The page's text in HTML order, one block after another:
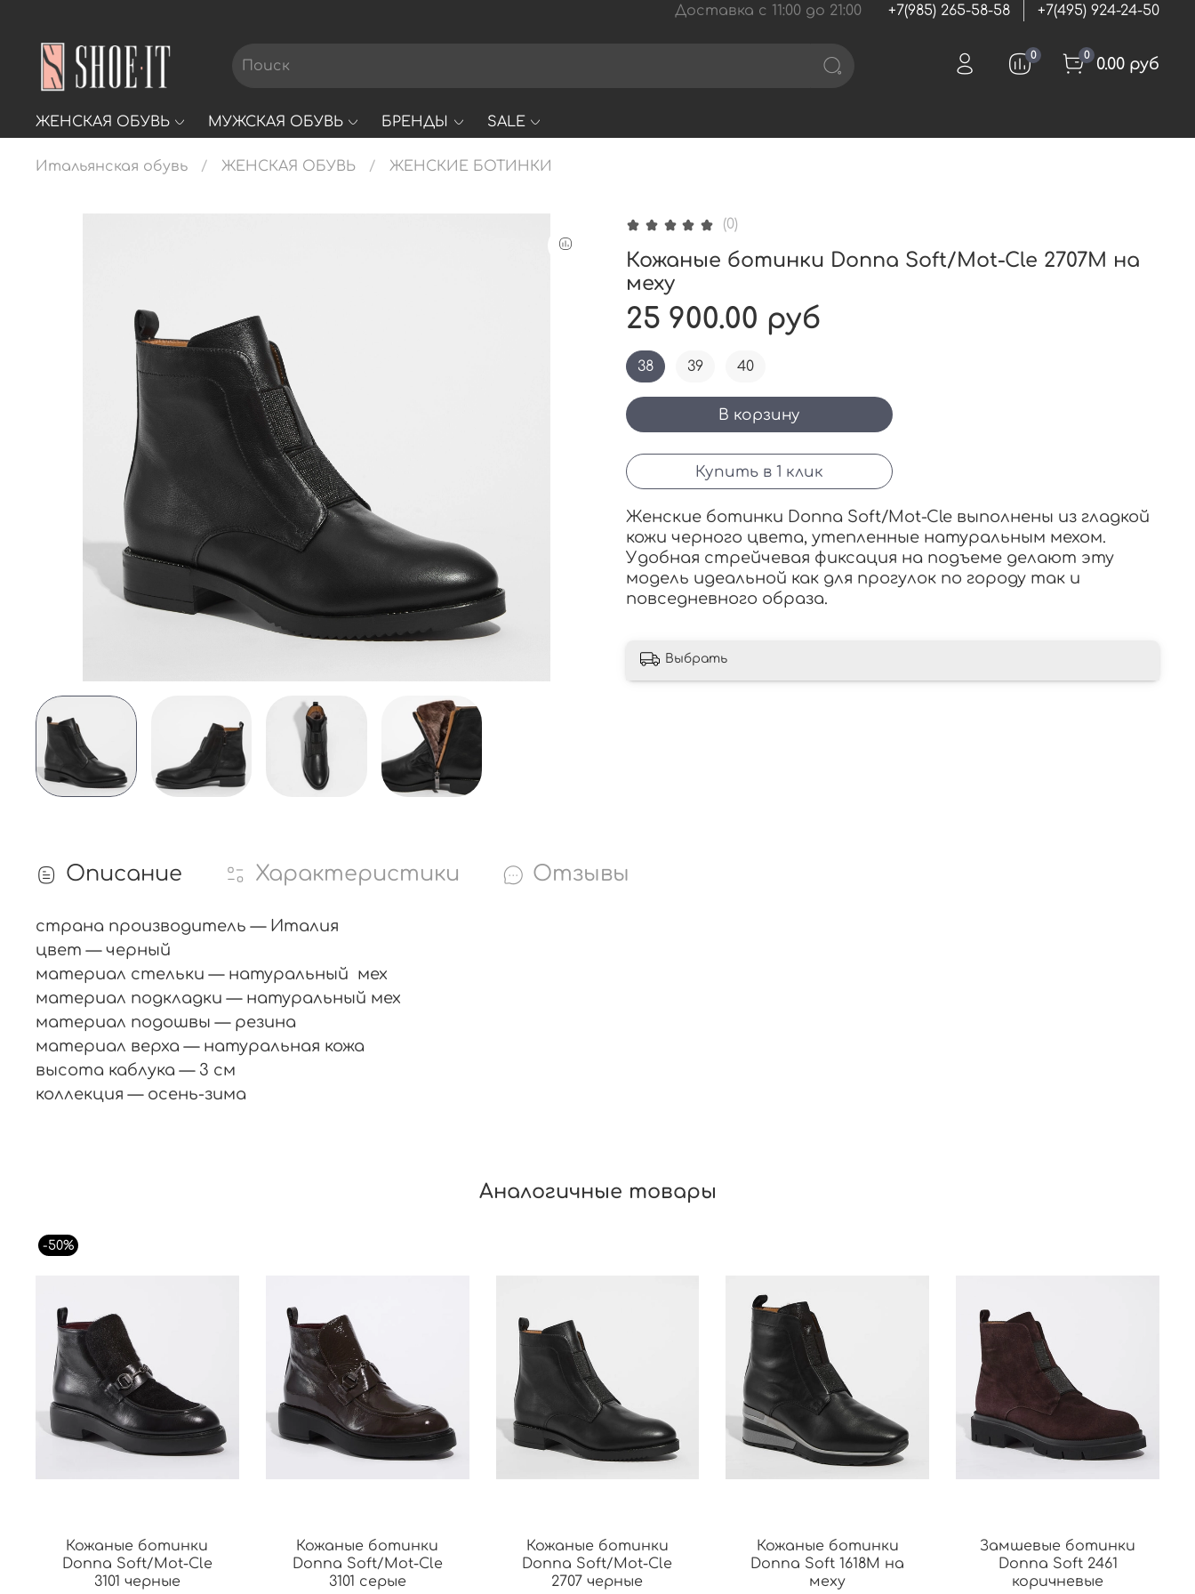
Доставка с 11:00 до 21:00 +7(985) 265-58-58 +7(495) 924-24-50
0 0 0.00 руб
ЖЕНСКАЯ ОБУВЬ МУЖСКАЯ ОБУВЬ БРЕНДЫ SALE
Итальянская обувь ЖЕНСКАЯ ОБУВЬ ЖЕНСКИЕ БОТИНКИ
(0)
Кожаные ботинки Donna Soft/Mot-Cle 2707М на
меху
25 900.00 руб
В корзину
Купить в 1 клик
38 39 40
Женские ботинки Donna Soft/Mot-Cle выполнены из гладкой
кожи черного цвета, утепленные натуральным мехом.
Удобная стрейчевая фиксация на подъеме делают эту
модель идеальной как для прогулок по городу так и
повседневного образа.
Выбрать
Описание Характеристики Отзывы
страна производитель — Италия
цвет — черный
материал стельки — натуральный мех
материал подкладки — натуральный мех
материал подошвы — резина
материал верха — натуральная кожа
высота каблука — 3 см
коллекция — осень-зима
Аналогичные товары
-50%
Кожаные ботинки
Donna Soft/Mot-Cle
3101 черные
Кожаные ботинки
Donna Soft/Mot-Cle
3101 серые
Кожаные ботинки
Donna Soft/Mot-Cle
2707 черные
Кожаные ботинки
Donna Soft 1618М на
меху
Замшевые ботинки
Donna Soft 2461
коричневые